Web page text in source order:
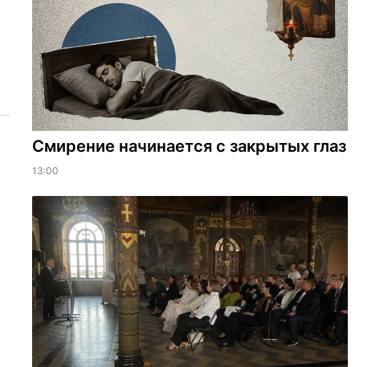
Смирение начинается с закрытых глаз
13:00